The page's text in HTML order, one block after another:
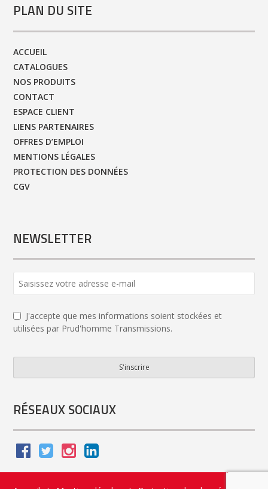
PLAN DU SITE
ACCUEIL
CATALOGUES
NOS PRODUITS
CONTACT
ESPACE CLIENT
LIENS PARTENAIRES
OFFRES D’EMPLOI
MENTIONS LÉGALES
PROTECTION DES DONNÉES
CGV
NEWSLETTER
Email *
J'accepte que mes informations soient stockées et
utilisées par Prud'homme Transmissions.
S'inscrire
RÉSEAUX SOCIAUX